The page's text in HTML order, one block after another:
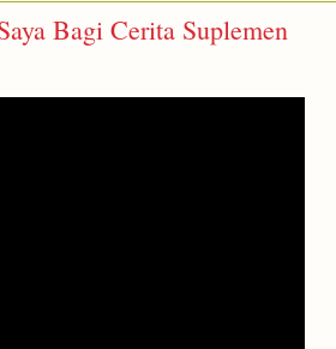
Bagi Cerita Suplemen